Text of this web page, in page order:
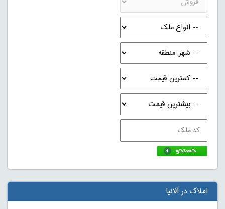
املاک در آلانیا